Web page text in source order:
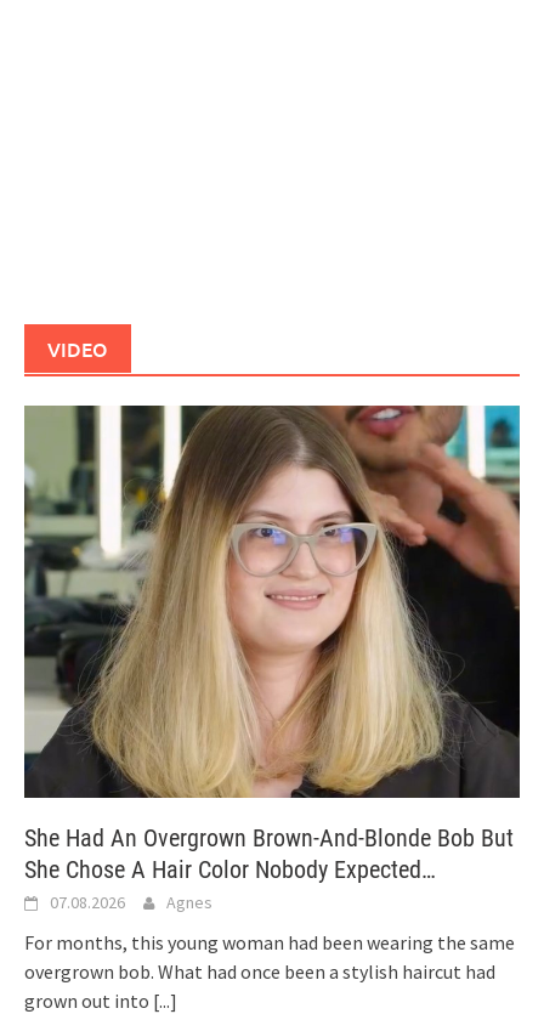
VIDEO
She Had An Overgrown Brown-And-Blonde Bob But
She Chose A Hair Color Nobody Expected…
07.08.2026 Agnes
For months, this young woman had been wearing the same
overgrown bob. What had once been a stylish haircut had
grown out into [...]